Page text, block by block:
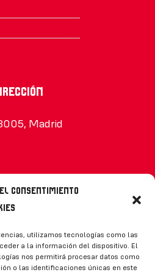
consentimiento
utilizamos tecnologías como las
a la información del dispositivo. El
nos permitirá procesar datos como
o las identificaciones únicas en este
Madrid